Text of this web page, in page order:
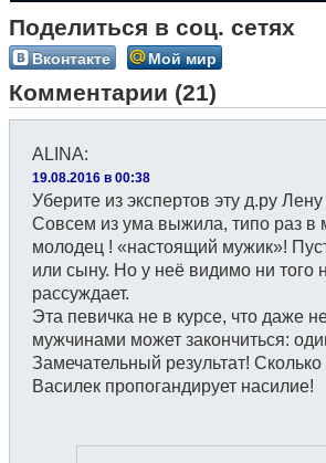
Поделиться в соц. сетях
Вконтакте Мой мир
Комментарии (21)
ALINA:
19.08.2016 в 00:38
Уберите из экспертов эту д.ру
Совсем из ума выжила, типо раз в
молодец ! «настоящий мужик»!
или сыну. Но у неё видимо ни того
рассуждает.
Эта певичка не в курсе, что даже
мужчинами может закончиться:
Замечательный результат!
Василек пропогандирует насилие!